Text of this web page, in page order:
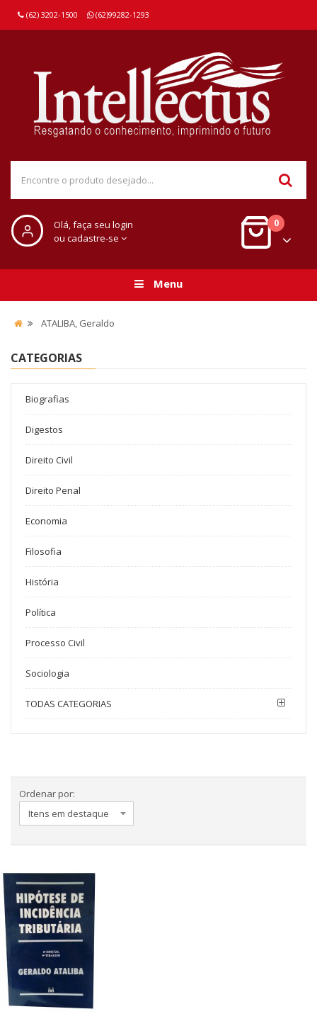
(62) 3202-1500 (62)99282-1293
Olá, faça seu login
ou cadastre-se
0
Menu
ATALIBA, Geraldo
CATEGORIAS
Biografias
Digestos
Direito Civil
Direito Penal
Economia
Filosofia
História
Política
Processo Civil
Sociologia
TODAS CATEGORIAS
Ordenar por: